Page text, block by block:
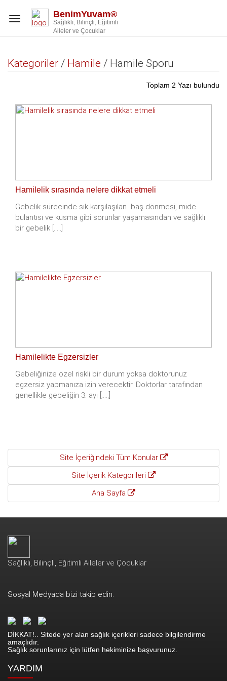
Toggle
BenimYuvam®
Sağlıklı, Bilinçli, Eğitimli
Aileler ve Çocuklar
Kategoriler / Hamile / Hamile Sporu
Toplam 2 Yazı bulundu
Hamilelik sırasında nelere dikkat etmeli
Gebelik sürecinde sık karşılaşılan baş dönmesi, mide
bulantısı ve kusma gibi sorunlar yaşamasından ve sağlıklı
bir gebelik [.....]
Hamilelikte Egzersizler
Gebeliğinize özel riskli bir durum yoksa doktorunuz
egzersiz yapmanıza izin verecektir. Doktorlar tarafından
genellikle gebeliğin 3. ayı [.....]
Site İçeriğindeki Tüm Konular
Site İçerik Kategorileri
Ana Sayfa
Sağlıklı, Bilinçli, Eğitimli Aileler ve Çocuklar
Sosyal Medyada bizi takip edin.
DİKKAT!.. Sitede yer alan sağlık içerikleri sadece bilgilendirme
amaçlıdır.
Sağlık sorunlarınız için lütfen hekiminize başvurunuz.
YARDIM